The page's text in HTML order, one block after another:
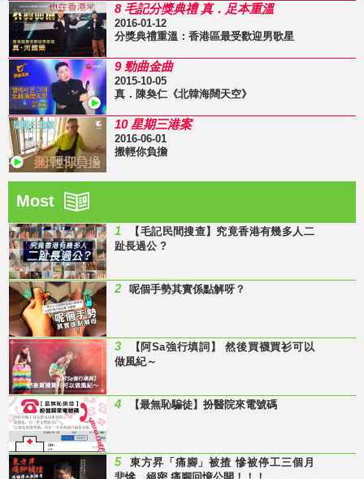
8 毛記分獎典禮 真．足本重溫
2016-01-12
分獎典禮重溫：香港區最受歡迎男歌星
9 勁曲金曲
2015-10-05
真．陳奐仁《北韓海闊天空》
10 星期三港案
2016-06-01
搬輕你負擔
Most
1
【毛記民間搜查】究竟香港有幾多人二
趾長過公 ?
2 呢個手勢其實係點解呀？
3
【阿Sa強行填詞】 然後買襪買衫可以
做風紀～
4 【最無恥騙徒】扮醫院來電號碼
5
東方昇「痛腳」被揸 慘被停工三個月